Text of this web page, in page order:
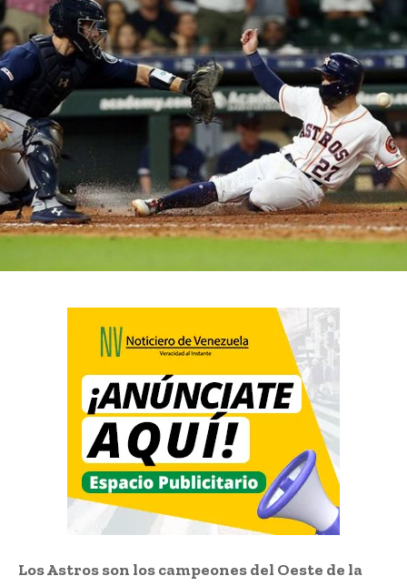
Los Astros son los campeones del Oeste de la